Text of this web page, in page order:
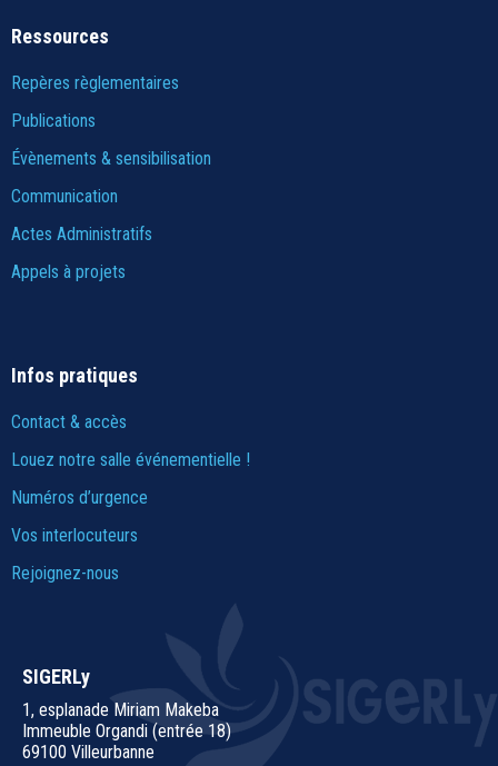
Ressources
Repères règlementaires
Publications
Évènements & sensibilisation
Communication
Actes Administratifs
Appels à projets
Infos pratiques
Contact & accès
Louez notre salle événementielle !
Numéros d’urgence
Vos interlocuteurs
Rejoignez-nous
SIGERLy
1, esplanade Miriam Makeba
Immeuble Organdi (entrée 18)
69100 Villeurbanne